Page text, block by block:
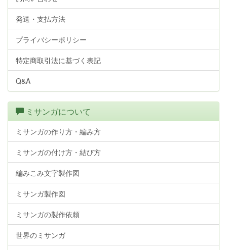
発送・支払方法
プライバシーポリシー
特定商取引法に基づく表記
Q&A
ミサンガについて
ミサンガの作り方・編み方
ミサンガの付け方・結び方
編みこみ文字製作図
ミサンガ製作図
ミサンガの製作依頼
世界のミサンガ